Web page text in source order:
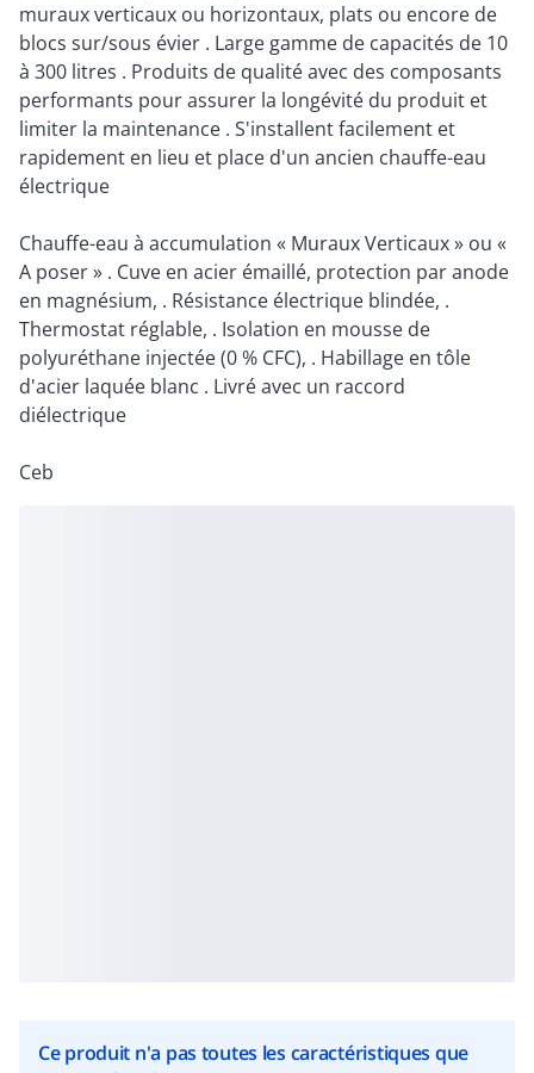
muraux verticaux ou horizontaux, plats ou encore de
blocs sur/sous évier . Large gamme de capacités de 10
à 300 litres . Produits de qualité avec des composants
performants pour assurer la longévité du produit et
limiter la maintenance . S'installent facilement et
rapidement en lieu et place d'un ancien chauffe-eau
électrique
Chauffe-eau à accumulation « Muraux Verticaux » ou «
A poser » . Cuve en acier émaillé, protection par anode
en magnésium, . Résistance électrique blindée, .
Thermostat réglable, . Isolation en mousse de
polyuréthane injectée (0 % CFC), . Habillage en tôle
d'acier laquée blanc . Livré avec un raccord
diélectrique
Ceb
Ce produit n'a pas toutes les caractéristiques que